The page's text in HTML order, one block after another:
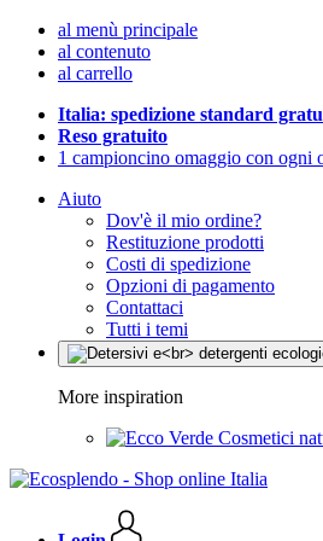
al menù principale
al contenuto
al carrello
Italia: spedizione standard
Reso gratuito
1 campioncino omaggio con ogni
Aiuto
Dov'è il mio ordine?
Restituzione prodotti
Costi di spedizione
Opzioni di pagamento
Contattaci
Tutti i temi
More inspiration
Cosmetici